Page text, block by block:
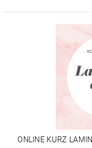
ONLINE KURZ